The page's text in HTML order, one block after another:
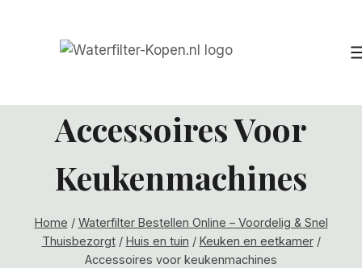
Accessoires Voor
Keukenmachines
Home / Waterfilter Bestellen Online – Voordelig & Snel
Thuisbezorgt / Huis en tuin / Keuken en eetkamer /
Accessoires voor keukenmachines